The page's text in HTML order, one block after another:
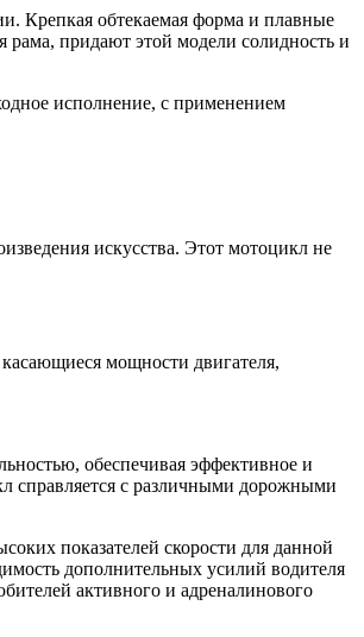
Крепкая обтекаемая форма и плавные
придают этой модели солидность и
исполнение, с применением
искусства. Этот мотоцикл не
мощности двигателя,
обеспечивая эффективное и
справляется с различными дорожными
показателей скорости для данной
дополнительных усилий водителя
активного и адреналинового